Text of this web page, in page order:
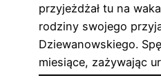
przyjeżdżał tu na
rodziny swojego
Dziewanowskiego.
miesiące, zażywając